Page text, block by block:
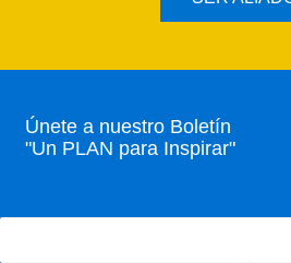
Únete a nuestro Boletín
"Un PLAN para Inspirar"